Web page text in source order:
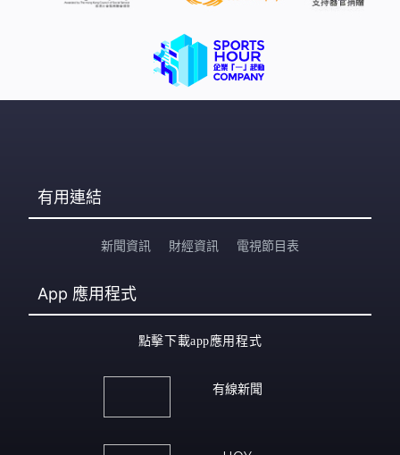
有用連結
新聞資訊 財經資訊 電視節目表
App 應用程式
點擊下載app應用程式
有線新聞